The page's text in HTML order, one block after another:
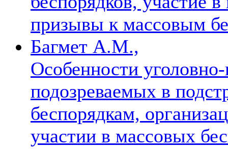
призывы к массовым
Багмет А.М.,
Особенности
подозреваемых в
беспорядкам,
участии в массовых